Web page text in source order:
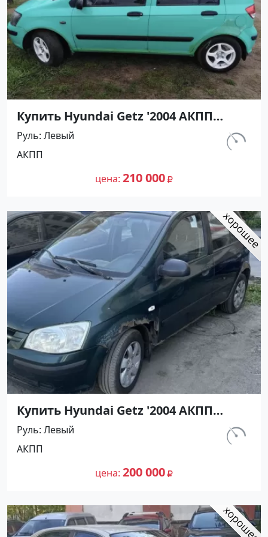
Купить Hyundai Getz '2004 АКПП
(1300/82 л.с.) Бензин инжектор
Крымск цвет Зеленый Хетчбэк по
цене 210000 рублей, объявление
№27348 на сайте Авторынок23
км.
Руль Левый
АКПП
цена 210 000
Купить Hyundai Getz '2004 АКПП
(1300/82 л.с.) Бензин инжектор Анапа
цвет черный Хетчбэк по цене 200000
рублей, объявление №27346 на сайте
Авторынок23
км.
Руль Левый
АКПП
цена 200 000